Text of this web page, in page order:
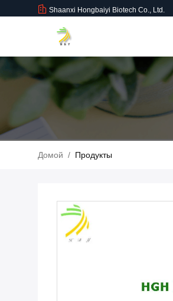
Shaanxi Hongbaiyi Biotech Co., Ltd.
Домой / Продукты